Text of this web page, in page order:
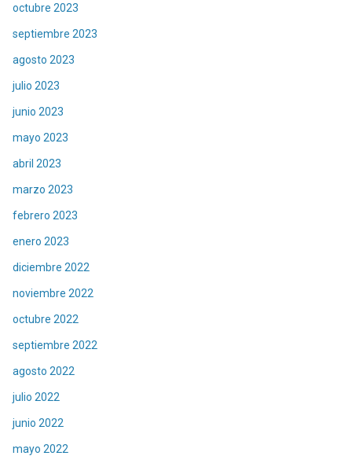
octubre 2023
septiembre 2023
agosto 2023
julio 2023
junio 2023
mayo 2023
abril 2023
marzo 2023
febrero 2023
enero 2023
diciembre 2022
noviembre 2022
octubre 2022
septiembre 2022
agosto 2022
julio 2022
junio 2022
mayo 2022